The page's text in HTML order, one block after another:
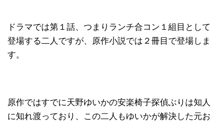
ドラマでは第１話、つまりランチ合コン１組目として
登場する二人ですが、原作小説では２冊目で登場しま
す。
原作ではすでに天野ゆいかの安楽椅子探偵ぶりは知人
に知れ渡っており、この二人もゆいかが解決した元お